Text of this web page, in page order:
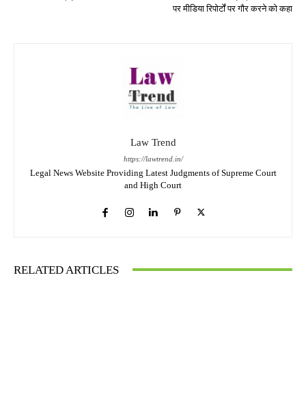
पर मीडिया रिपोर्टों पर गौर करने को कहा
Law Trend
https://lawtrend.in/
Legal News Website Providing Latest Judgments of Supreme Court
and High Court
RELATED ARTICLES